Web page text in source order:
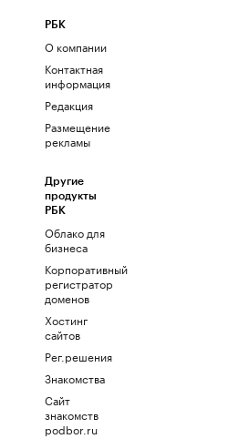
РБК
О компании
Контактная
информация
Редакция
Размещение
рекламы
Другие
продукты
РБК
Облако для
бизнеса
Корпоративный
регистратор
доменов
Хостинг
сайтов
Рег.решения
Знакомства
Сайт
знакомств
podbor.ru